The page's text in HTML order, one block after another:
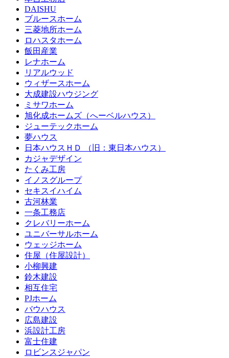
DAISHU
ブルースホーム
三菱地所ホーム
ロハスタホーム
飯田産業
レナホーム
リアルウッド
ウィザースホーム
大成建設ハウジング
ミサワホーム
旭化成ホームズ（へーベルハウス）
ジューテックホーム
夢ハウス
日本ハウスＨＤ （旧：東日本ハウス）
カジャデザイン
たくみ工房
イノスグループ
セキスイハイム
古河林業
一条工務店
クレバリーホーム
ユニバーサルホーム
ウェッジホーム
住屋（住屋設計）
小柳興建
鈴木建設
相互住宅
PJホーム
バウハウス
広島建設
浜設計工房
富士住建
ロビンスジャパン